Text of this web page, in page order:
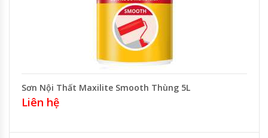
Sơn Nội Thất Maxilite Smooth Thùng 5L
Liên hệ